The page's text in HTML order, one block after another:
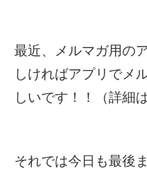
最近、メルマガ用の
しければアプリでメ
しいです！！（詳細
それでは今日も最後